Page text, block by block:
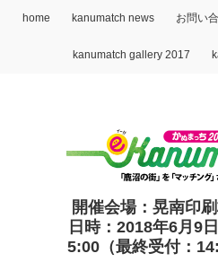
home kanumatch news お問い
kanumatch gallery 2017
開催会場：晃南印
日時：2018年6月9
5:00（最終受付：